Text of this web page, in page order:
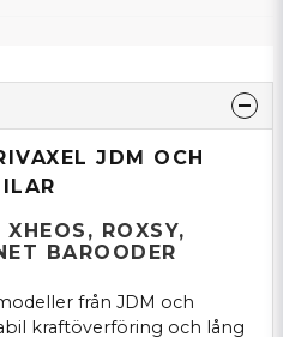
JDM OCH
ROXSY,
BAROODER
från JDM och
kraftöverföring och lång